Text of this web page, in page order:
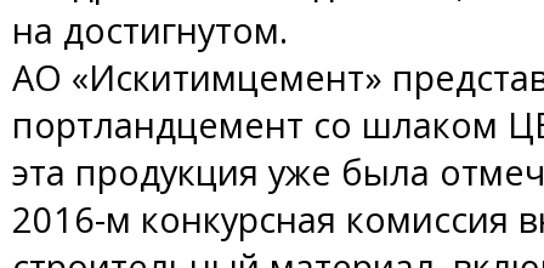
на достигнутом.
АО «Искитимцемент»
портландцемент со шлаком
эта продукция уже была
2016-м конкурсная комиссия